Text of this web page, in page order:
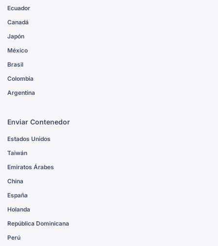
Ecuador
Canadá
Japón
México
Brasil
Colombia
Argentina
Enviar Contenedor
Estados Unidos
Taiwán
Emiratos Árabes
China
España
Holanda
República Dominicana
Perú